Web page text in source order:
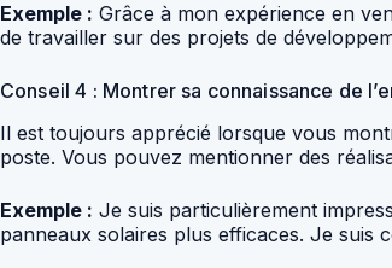
Exemple : Grâce à mon expérience en
de travailler sur des projets de
Conseil 4 : Montrer sa connaissance de
Il est toujours apprécié lorsque vous
poste. Vous pouvez mentionner des
Exemple : Je suis particulièrement
panneaux solaires plus efficaces. Je suis